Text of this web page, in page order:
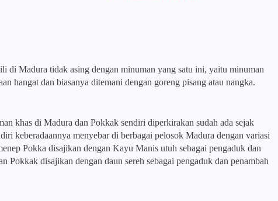
di Madura tidak asing dengan minuman yang satu ini, yaitu minuman
hangat dan biasanya ditemani dengan goreng pisang atau nangka.
khas di Madura dan Pokkak sendiri diperkirakan sudah ada sejak
keberadaannya menyebar di berbagai pelosok Madura dengan variasi
Pokka disajikan dengan Kayu Manis utuh sebagai pengaduk dan
Pokkak disajikan dengan daun sereh sebagai pengaduk dan penambah